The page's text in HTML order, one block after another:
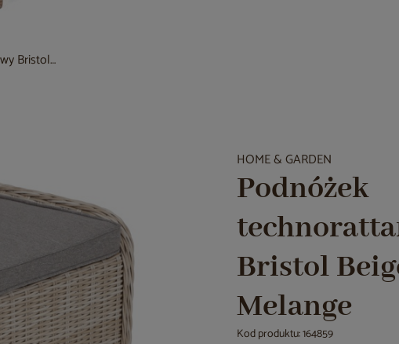
Bristol
HOME & GARDEN
Podnóżek
Bristol
Melange
Kod produktu: 164859